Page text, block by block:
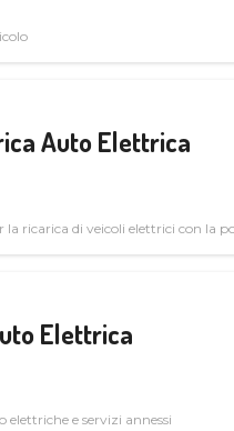
Auto Elettrica
ricarica di veicoli elettrici con la
Elettrica
e servizi annessi